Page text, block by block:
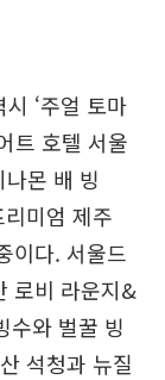
‘주얼 토마
트 호텔 서울
몬 배 빙
미엄 제주
이다. 서울드
로비 라운지&
수와 벌꿀 빙
석청과 뉴질